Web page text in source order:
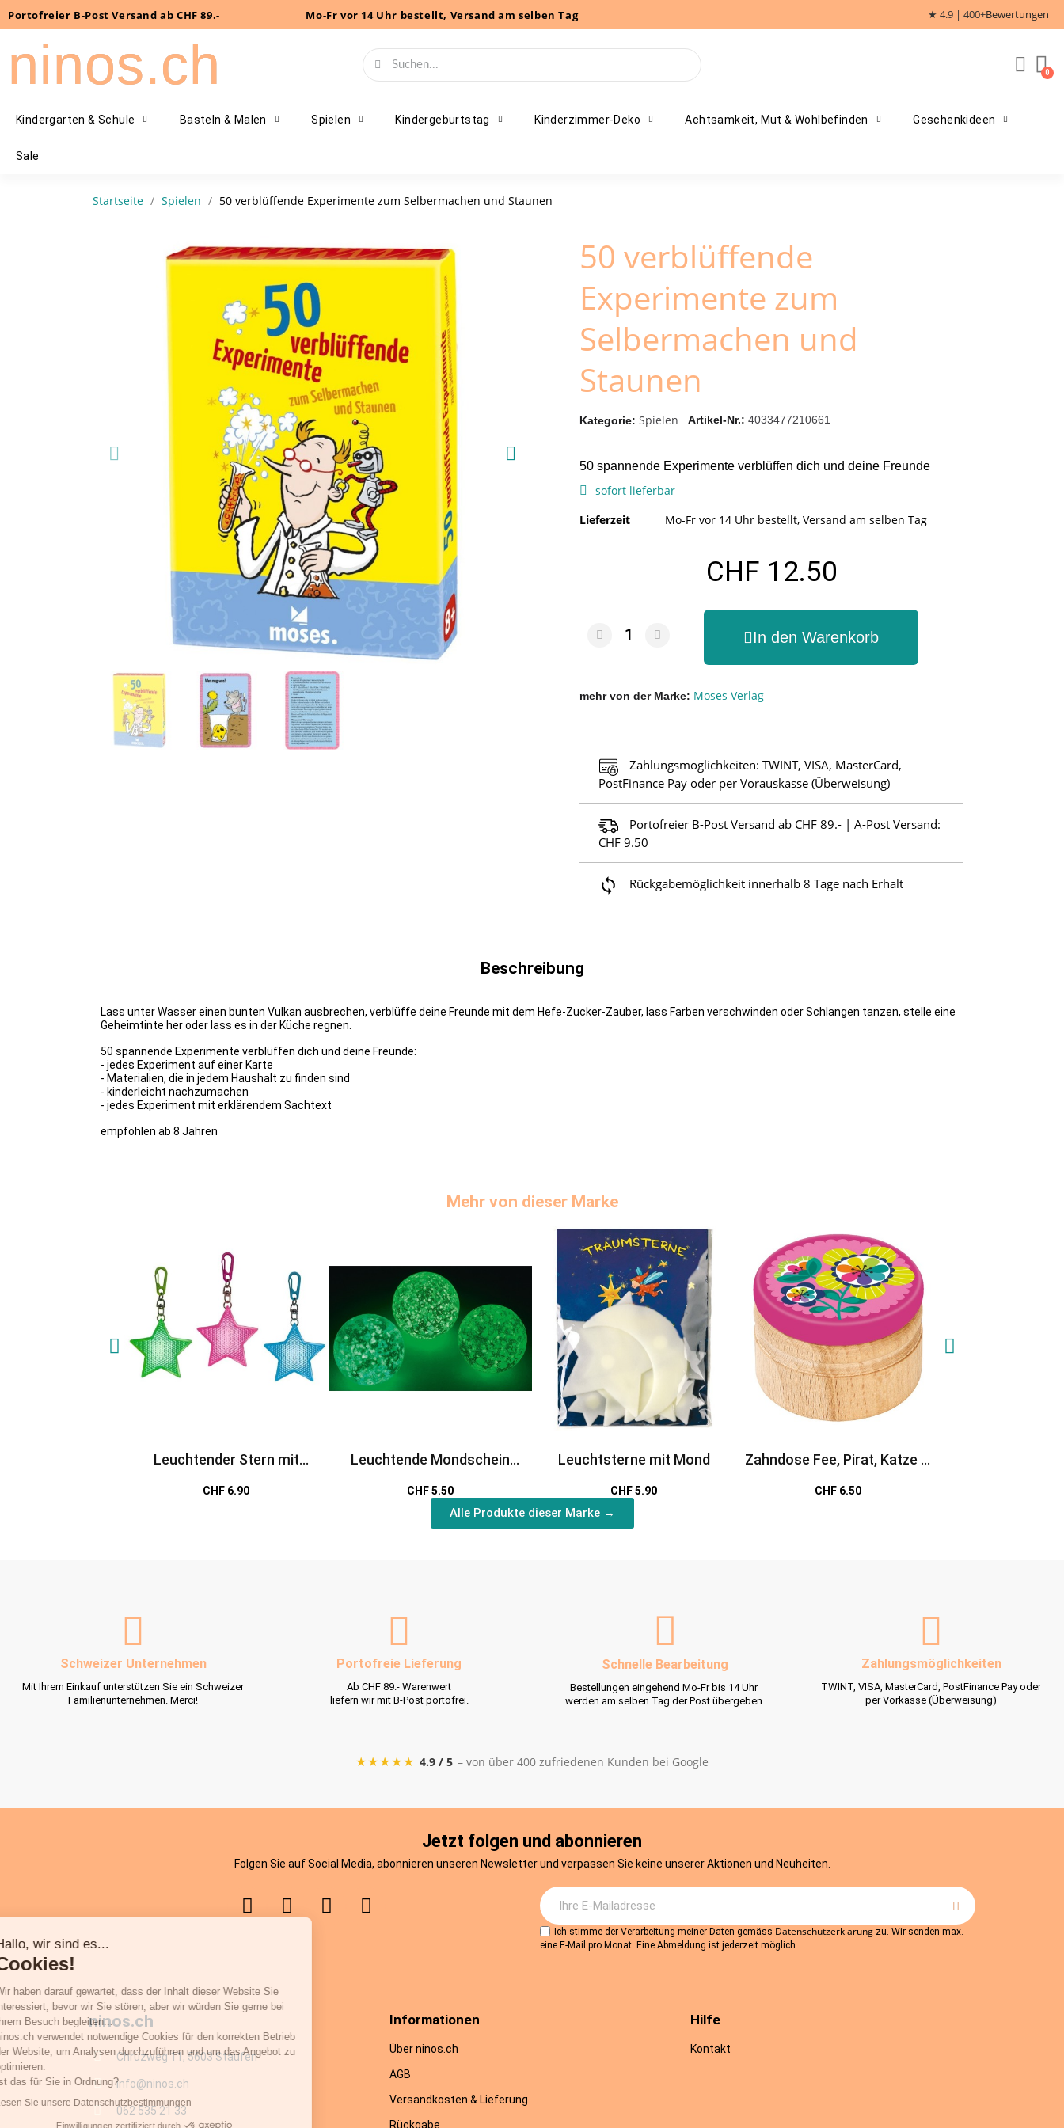
Portofreier B-Post Versand ab CHF 89.- Mo-Fr vor 14 Uhr bestellt, Versand am selben Tag ★ 4.9 | 400+Bewertungen
ninos.ch
Kindergarten & Schule Basteln & Malen Spielen Kindergeburtstag Kinderzimmer-Deko Achtsamkeit, Mut & Wohlbefinden Geschenkideen
Sale
Startseite Spielen 50 verblüffende Experimente zum Selbermachen und Staunen
50 verblüffende
Experimente zum
Selbermachen und
Staunen
Kategorie Spielen Artikel-Nr. 4033477210661
50 spannende Experimente verblüffen dich und deine Freunde
sofort lieferbar
Lieferzeit
Mo-Fr vor 14 Uhr bestellt, Versand am selben Tag
CHF 12.50
In den Warenkorb
mehr von der Marke Moses Verlag
Zahlungsmöglichkeiten: TWINT, VISA, MasterCard,
PostFinance Pay oder per Vorauskasse (Überweisung)
Portofreier B-Post Versand ab CHF 89.- | A-Post Versand:
CHF 9.50
Rückgabemöglichkeit innerhalb 8 Tage nach Erhalt
Beschreibung
Lass unter Wasser einen bunten Vulkan ausbrechen, verblüffe deine Freunde mit dem Hefe-Zucker-Zauber, lass Farben verschwinden oder Schlangen tanzen, stelle eine
Geheimtinte her oder lass es in der Küche regnen.
50 spannende Experimente verblüffen dich und deine Freunde:
- jedes Experiment auf einer Karte
- Materialien, die in jedem Haushalt zu finden sind
- kinderleicht nachzumachen
- jedes Experiment mit erklärendem Sachtext
empfohlen ab 8 Jahren
Mehr von dieser Marke
Leuchtender Stern mit
CHF 6.90
Leuchtende Mondschein
CHF 5.50
Leuchtsterne mit Mond
CHF 5.90
Zahndose Fee, Pirat, Katze &
CHF 6.50
Alle Produkte dieser Marke →
Schweizer Unternehmen
Mit Ihrem Einkauf unterstützen Sie ein Schweizer
Familienunternehmen. Merci!
Portofreie Lieferung
Ab CHF 89.- Warenwert
liefern wir mit B-Post portofrei.
Schnelle Bearbeitung
Bestellungen eingehend Mo-Fr bis 14 Uhr
werden am selben Tag der Post übergeben.
Zahlungsmöglichkeiten
TWINT, VISA, MasterCard, PostFinance Pay oder
per Vorkasse (Überweisung)
★★★★★ 4.9 / 5 – von über 400 zufriedenen Kunden bei Google
Jetzt folgen und abonnieren
Folgen Sie auf Social Media, abonnieren unseren Newsletter und verpassen Sie keine unserer Aktionen und Neuheiten.
Ich stimme der Verarbeitung meiner Daten gemäss Datenschutzerklärung zu. Wir senden max.
eine E-Mail pro Monat. Eine Abmeldung ist jederzeit möglich.
ninos.ch
Chrüzweg 11, 5603 Staufen
info@ninos.ch
062 535 21 33
Informationen
Über ninos.ch
AGB
Versandkosten & Lieferung
Rückgabe
Hilfe
Kontakt